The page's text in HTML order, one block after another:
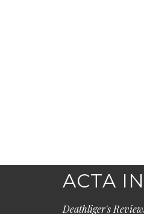
ACTA
Deathliger's